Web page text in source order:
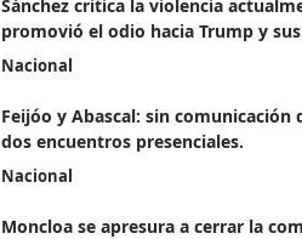
Sánchez critica la violencia
promovió el odio hacia Trump y
Nacional
Feijóo y Abascal: sin comunicación
dos encuentros presenciales.
Nacional
Moncloa se apresura a cerrar la